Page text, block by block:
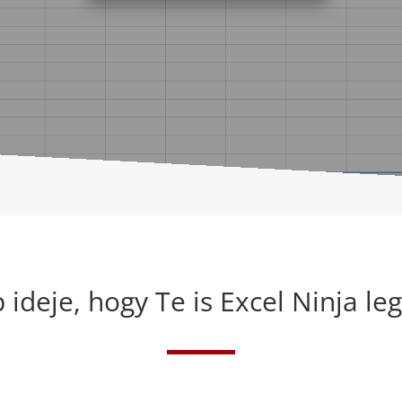
ideje, hogy Te is Excel Ninja